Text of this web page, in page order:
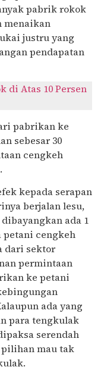
pabrik rokok
menaikan
justru yang
pendapatan
di Atas 10 Persen
pabrikan ke
sebesar 30
cengkeh
kepada serapan
berjalan lesu,
ada 1
petani cengkeh
dari sektor
permintaan
ke petani
ada yang
para tengkulak
serendah
mau tak